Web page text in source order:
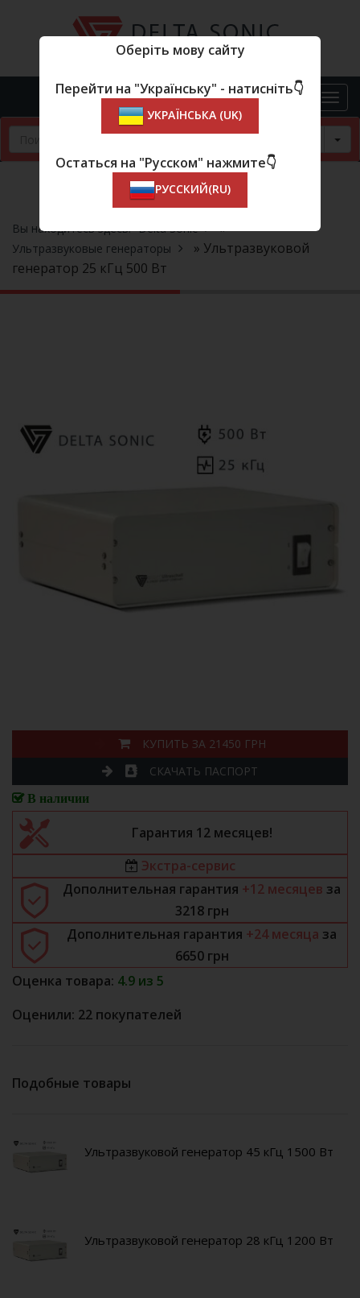
Вы находитесь здесь: Delta Sonic »
Ультразвуковые генераторы
» Ультразвуковой
генератор 25 кГц 500 Вт
КУПИТЬ ЗА 21450 ГРН
СКАЧАТЬ ПАСПОРТ
В наличии
Гарантия 12 месяцев!
Экстра-сервис
Дополнительная гарантия +12 месяцев за
3218грн
Дополнительная гарантия +24 месяца за
6650грн
Оценка товара: 4.9 из 5
Оценили: 22 покупателей
Подобные товары
Ультразвуковой генератор 45 кГц 1500 Вт
Ультразвуковой генератор 28 кГц 1200 Вт
Оберіть мову сайту
Перейти на "Українську" - натисніть👇
УКРАЇНСЬКА (UK)
Остаться на "Русском" нажмите👇
РУССКИЙ(RU)